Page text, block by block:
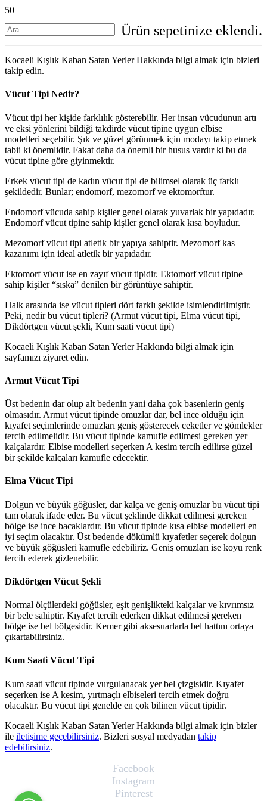
Ürün sepetinize eklendi.
Kocaeli Kışlık Kaban Satan Yerler Hakkında bilgi almak için bizleri
takip edin.
Vücut Tipi Nedir?
Vücut tipi her kişide farklılık gösterebilir. Her insan vücudunun artı
ve eksi yönlerini bildiği takdirde vücut tipine uygun elbise
modelleri seçebilir. Şık ve güzel görünmek için modayı takip etmek
tabii ki önemlidir. Fakat daha da önemli bir husus vardır ki bu da
vücut tipine göre giyinmektir.
Erkek vücut tipi de kadın vücut tipi de bilimsel olarak üç farklı
şekildedir. Bunlar; endomorf, mezomorf ve ektomorftur.
Endomorf vücuda sahip kişiler genel olarak yuvarlak bir yapıdadır.
Endomorf vücut tipine sahip kişiler genel olarak kısa boyludur.
Mezomorf vücut tipi atletik bir yapıya sahiptir. Mezomorf kas
kazanımı için ideal atletik bir yapıdadır.
Ektomorf vücut ise en zayıf vücut tipidir. Ektomorf vücut tipine
sahip kişiler “sıska” denilen bir görüntüye sahiptir.
Halk arasında ise vücut tipleri dört farklı şekilde isimlendirilmiştir.
Peki, nedir bu vücut tipleri? (Armut vücut tipi, Elma vücut tipi,
Dikdörtgen vücut şekli, Kum saati vücut tipi)
Kocaeli Kışlık Kaban Satan Yerler Hakkında bilgi almak için
sayfamızı ziyaret edin.
​Armut Vücut Tipi
Üst bedenin dar olup alt bedenin yani daha çok basenlerin geniş
olmasıdır. Armut vücut tipinde omuzlar dar, bel ince olduğu için
kıyafet seçimlerinde omuzları geniş gösterecek ceketler ve gömlekler
tercih edilmelidir. Bu vücut tipinde kamufle edilmesi gereken yer
kalçalardır. Elbise modelleri seçerken A kesim tercih edilirse güzel
bir şekilde kalçaları kamufle edecektir.
​Elma Vücut Tipi
Dolgun ve büyük göğüsler, dar kalça ve geniş omuzlar bu vücut tipi
tam olarak ifade eder. Bu vücut şeklinde dikkat edilmesi gereken
bölge ise ince bacaklardır. Bu vücut tipinde kısa elbise modelleri en
iyi seçim olacaktır. Üst bedende dökümlü kıyafetler seçerek dolgun
ve büyük göğüsleri kamufle edebiliriz. Geniş omuzları ise koyu renk
tercih ederek gizlenebilir.
​Dikdörtgen Vücut Şekli
Normal ölçülerdeki göğüsler, eşit genişlikteki kalçalar ve kıvrımsız
bir bele sahiptir. Kıyafet tercih ederken dikkat edilmesi gereken
bölge ise bel bölgesidir. Kemer gibi aksesuarlarla bel hattını ortaya
çıkartabilirsiniz.
​Kum Saati Vücut Tipi
Kum saati vücut tipinde vurgulanacak yer bel çizgisidir. Kıyafet
seçerken ise A kesim, yırtmaçlı elbiseleri tercih etmek doğru
olacaktır. Bu vücut tipi genelde en çok bilinen vücut tipidir.
Kocaeli Kışlık Kaban Satan Yerler Hakkında bilgi almak için bizler
ile iletişime geçebilirsiniz. Bizleri sosyal medyadan takip
edebilirsiniz.
Facebook
Instagram
Pinterest